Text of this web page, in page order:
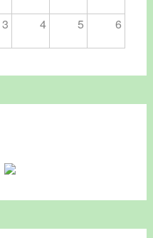
3 4 5 6